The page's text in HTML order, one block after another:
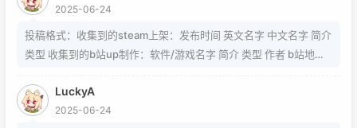
https://www.zhihu.com/question/54913586/answer/8092801
89 https://www.zhihu.com/question/339693605 事实上用的是
word中的Cambria Math和Helvetica字体弄出来的 但经过试验发
的就不需要我教了 上标:sup 下标:sub 上标:上标文字 下标:下标文字
当然网页中就需要代码了
2025-06-24
投稿格式：收集到的steam上架：发布时间 英文名字 中文名字 简介
类型 收集到的b站up制作：软件/游戏名字 简介 类型 作者 b站地址
LuckyA
2025-06-24